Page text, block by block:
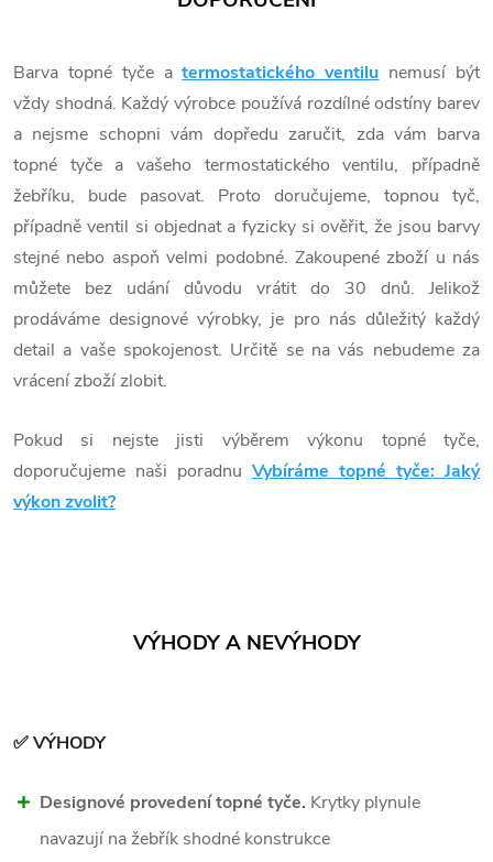
Barva topné tyče atermostatického ventilu nemusí být
vždy shodná. Každý výrobce používá rozdílné odstíny barev
a nejsme schopni vám dopředu zaručit, zda vám barva
topné tyče a vašeho termostatického ventilu, případně
žebříku, bude pasovat. Proto doručujeme, topnou tyč,
případně ventil si objednat a fyzicky si ověřit, že jsou barvy
stejné nebo aspoň velmi podobné. Zakoupené zboží u nás
můžete bez udání důvodu vrátit do 30 dnů. Jelikož
prodáváme designové výrobky, je pro nás důležitý každý
detail a vaše spokojenost. Určitě se na vás nebudeme za
vrácení zboží zlobit.
Pokud si nejste jisti výběrem výkonu topné tyče,
doporučujeme naši poradnu Vybíráme topné tyče: Jaký
výkon zvolit?
VÝHODY A NEVÝHODY
✅ VÝHODY
Designové provedení topné tyče. Krytky plynule
navazují na žebřík shodné konstrukce